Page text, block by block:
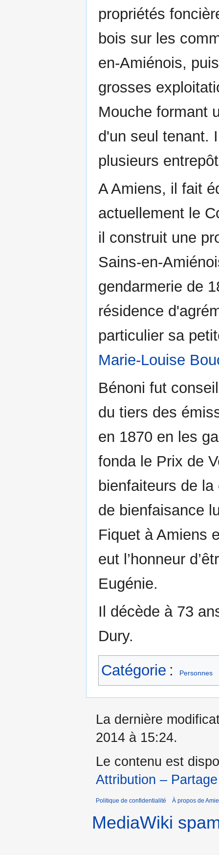
propriétés
bois sur les
en-Amiénois,
grosses
Mouche formant
d'un seul tenant.
plusieurs
A Amiens, il fait
actuellement le
il construit une
Sains-en-
gendarmerie de
résidence
particulier sa
Marie-Louise
Bénoni fut
du tiers des
en 1870 en les
fonda le Prix de
bienfaiteurs de
de bienfaisance
Fiquet à Amiens
eut l’honneur
Eugénie.
Il décède à 73
Dury.
Catégorie : Personnes
La dernière
2014 à 15:24.
Le contenu est
Attribution –
Politique de confidentialité À propos de
MediaWiki